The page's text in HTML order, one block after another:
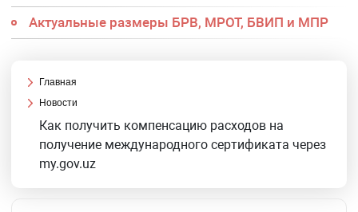
Актуальные размеры БРВ, МРОТ, БВИП и МПР
Главная
Новости
Как получить компенсацию расходов на
получение международного сертификата через
my.gov.uz